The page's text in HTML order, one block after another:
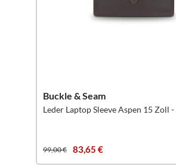
Buckle & Seam
Leder Laptop Sleeve Aspen 15 Zoll
99,00 € 83,65 €